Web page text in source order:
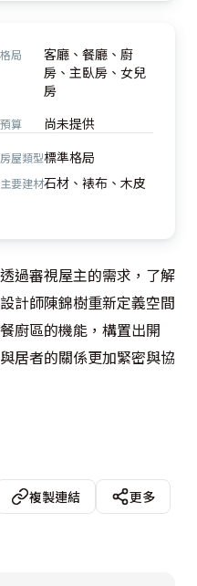
格局
客廳、餐廳、廚
房、主臥房、女兒
房
預算 尚未提供
房屋類型標準格局
主要建材石材、裱布、木皮
過審視屋主的需求，了解
計師陳錦樹重新定義空間
廚區的機能，構置出開
居者的關係更加緊密與協
以「俐落線面」揉合「當
家氛圍，更擷取日常生活
間之中。在整體設計上，
視牆、廚具及餐桌整合，
演繹出機能兼備又寬敞明
複製連結
更多